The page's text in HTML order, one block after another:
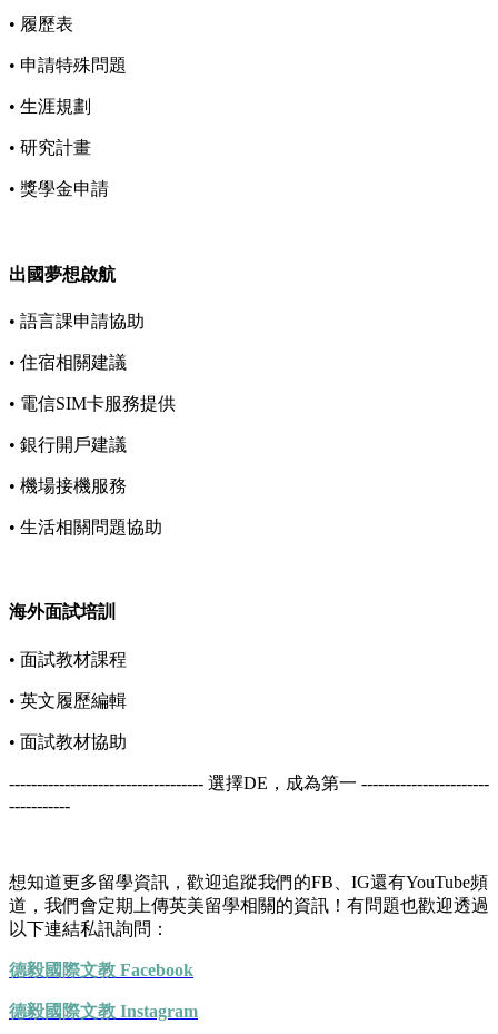
• 履歷表
• 申請特殊問題
• 生涯規劃
• 研究計畫
• 獎學金申請
出國夢想啟航
• 語言課申請協助
• 住宿相關建議
• 電信SIM卡服務提供
• 銀行開戶建議
• 機場接機服務
• 生活相關問題協助
海外面試培訓
• 面試教材課程
• 英文履歷編輯
• 面試教材協助
----------------------------------- 選擇DE，成為第一 -----------------------
-----------
想知道更多留學資訊，歡迎追蹤我們的FB、IG還有YouTube頻
道，我們會定期上傳英美留學相關的資訊！有問題也歡迎透過
以下連結私訊詢問：
德毅國際文教 Facebook
德毅國際文教 Instagram